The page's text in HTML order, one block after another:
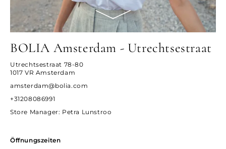
BOLIA Amsterdam - Utrechtsestraat
Utrechtsestraat 78-80
1017 VR Amsterdam
amsterdam@bolia.com
+31208086991
Store Manager: Petra Lunstroo
Öffnungszeiten